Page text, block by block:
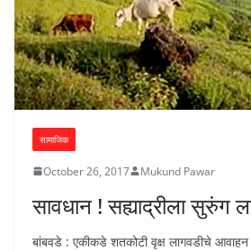
सामाजिक
October 26, 2017 Mukund Pawar
सावधान ! सह्याद्रीला सुरुंग
बांबवडे : एकीकडे शतकोटी वृक्ष लागवडीचे